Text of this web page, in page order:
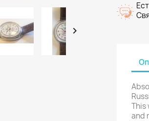

This
and